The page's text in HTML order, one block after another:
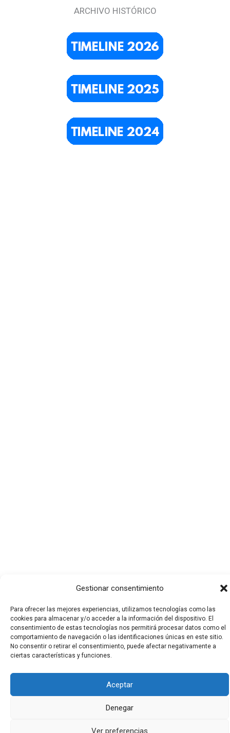
Gestionar consentimiento
Para ofrecer las mejores experiencias, utilizamos tecnologías como las
cookies para almacenar y/o acceder a la información del dispositivo. El
consentimiento de estas tecnologías nos permitirá procesar datos como el
comportamiento de navegación o las identificaciones únicas en este sitio.
No consentir o retirar el consentimiento, puede afectar negativamente a
ciertas características y funciones.
Aceptar
Denegar
Ver preferencias
ARCHIVO HISTÓRICO
Todos los derechos © 2026 El Funerario Digital | Funciona